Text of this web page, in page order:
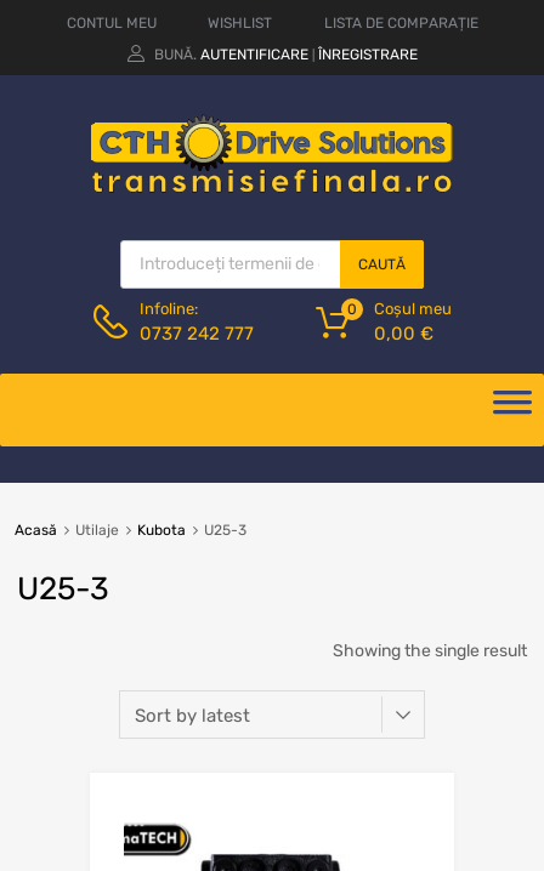
CONTUL MEU WISHLIST
LISTA DE COMPARAȚIE
BUNĂ. AUTENTIFICARE ÎNREGISTRARE
CAUTĂ
Infoline:
0737 242 777
Coșul meu
0,00 €
0
Acasă Utilaje Kubota U25-3
U25-3
Showing the single result